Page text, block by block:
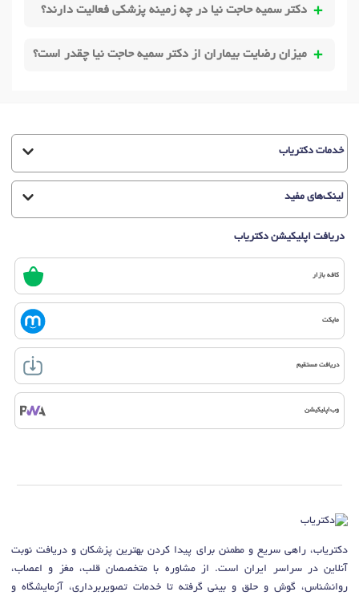
دکتر سمیه حاجت نیا در چه زمینه پزشکی فعالیت دارند؟
میزان رضایت بیماران از دکتر سمیه حاجت نیا چقدر است؟
خدمات دکتریاب
لینک‌های مفید
دریافت اپلیکیشن دکتریاب
کافه بازار
مایکت
دریافت مستقیم
وب‌اپلیکیشن
دکتریاب، راهی سریع و مطمئن برای پیدا کردن بهترین پزشکان و دریافت نوبت
آنلاین در سراسر ایران است. از مشاوره با متخصصان قلب، مغز و اعصاب،
روانشناس، گوش و حلق و بینی گرفته تا خدمات تصویربرداری، آزمایشگاه و